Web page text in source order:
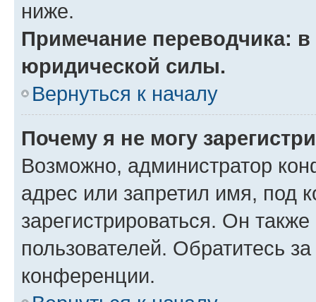
ниже.
Примечание переводчика:
юридической силы.
Вернуться к началу
Почему я не могу
Возможно, администратор
адрес или запретил имя, под
зарегистрироваться. Он
пользователей. Обратитесь
конференции.